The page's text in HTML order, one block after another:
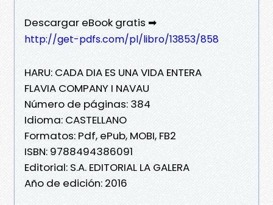
Descargar eBook gratis ➡
http://get-pdfs.com/pl/libro/13853/858
HARU: CADA DIA ES UNA VIDA ENTERA
FLAVIA COMPANY I NAVAU
Número de páginas: 384
Idioma: CASTELLANO
Formatos: Pdf, ePub, MOBI, FB2
ISBN: 9788494386091
Editorial: S.A. EDITORIAL LA GALERA
Año de edición: 2016